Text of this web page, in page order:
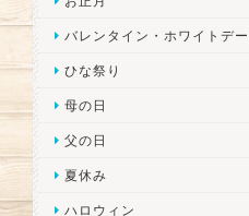
バレンタイン・ホワイトデー
ひな祭り
母の日
父の日
夏休み
ハロウィン